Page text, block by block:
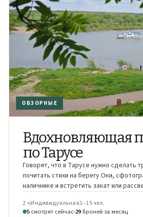
ОБЗОРНЫЕ
Вдохновляющая
по Тарусе
Говорят, что в Тарусе нужно сделать
почитать стихи на берегу Оки,
наличнике и встретить закат или
2 чИндивидуальная1–15 чел.
7 смотрят сейчас 29 броней за месяц